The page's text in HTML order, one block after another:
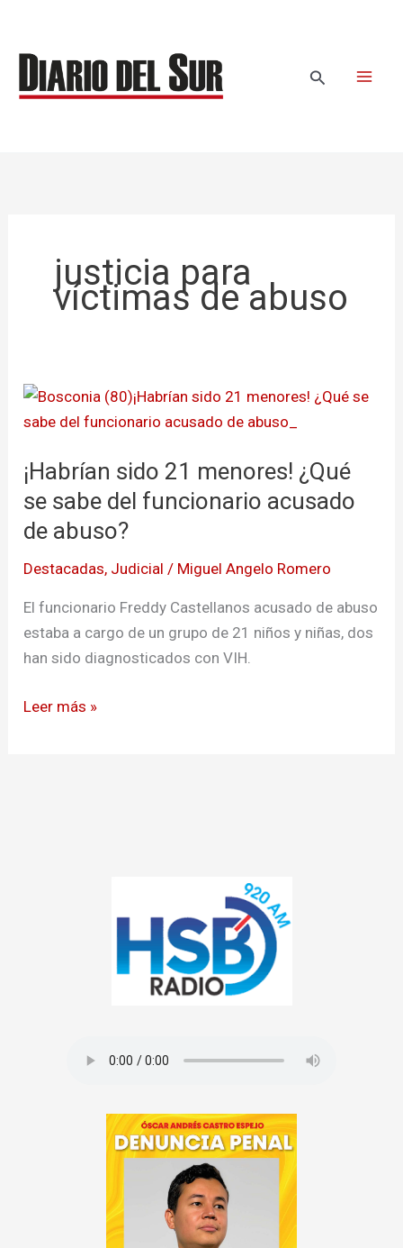
contenido
Buscar
justicia para
víctimas de abuso
¡Habrían sido 21 menores! ¿Qué
se sabe del funcionario acusado
de abuso?
Destacadas, Judicial / Miguel Angelo Romero
El funcionario Freddy Castellanos acusado de abuso
estaba a cargo de un grupo de 21 niños y niñas, dos
han sido diagnosticados con VIH.
¡Habrían
sido
menores!
¿Qué
se
del
funcionario
Leer más »